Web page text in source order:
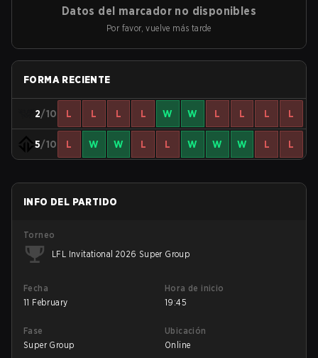
Datos del marcador no disponibles
Por favor, vuelve más tarde
FORMA RECIENTE
2/10 L L L L W W L L L L
5/10 L W W L L W W W L L
INFO DEL PARTIDO
Torneo
LFL Invitational 2026 Super Group
Fecha
11 February
Hora de inicio
19:45
Fase
Super Group
Ubicación
Online